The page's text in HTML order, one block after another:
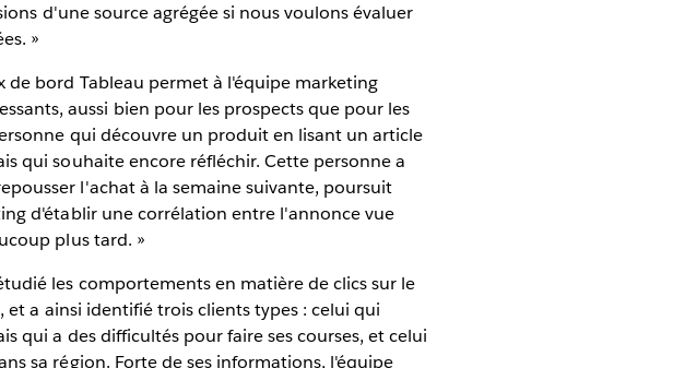
d'une source agrégée si nous voulons évaluer
»
de bord Tableau permet à l'équipe marketing
aussi bien pour les prospects que pour les
qui découvre un produit en lisant un article
qui souhaite encore réfléchir. Cette personne a
l'achat à la semaine suivante, poursuit
d'établir une corrélation entre l'annonce vue
plus tard. »
les comportements en matière de clics sur le
a ainsi identifié trois clients types : celui qui
qui a des difficultés pour faire ses courses, et celui
sa région. Forte de ses informations, l'équipe